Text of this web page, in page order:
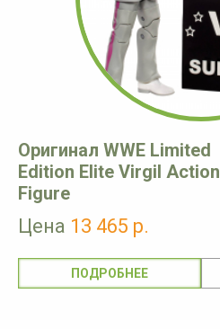
Оригинал WWE Limited
Edition Elite Virgil Action
Figure
Цена 13 465 р.
ПОДРОБНЕЕ